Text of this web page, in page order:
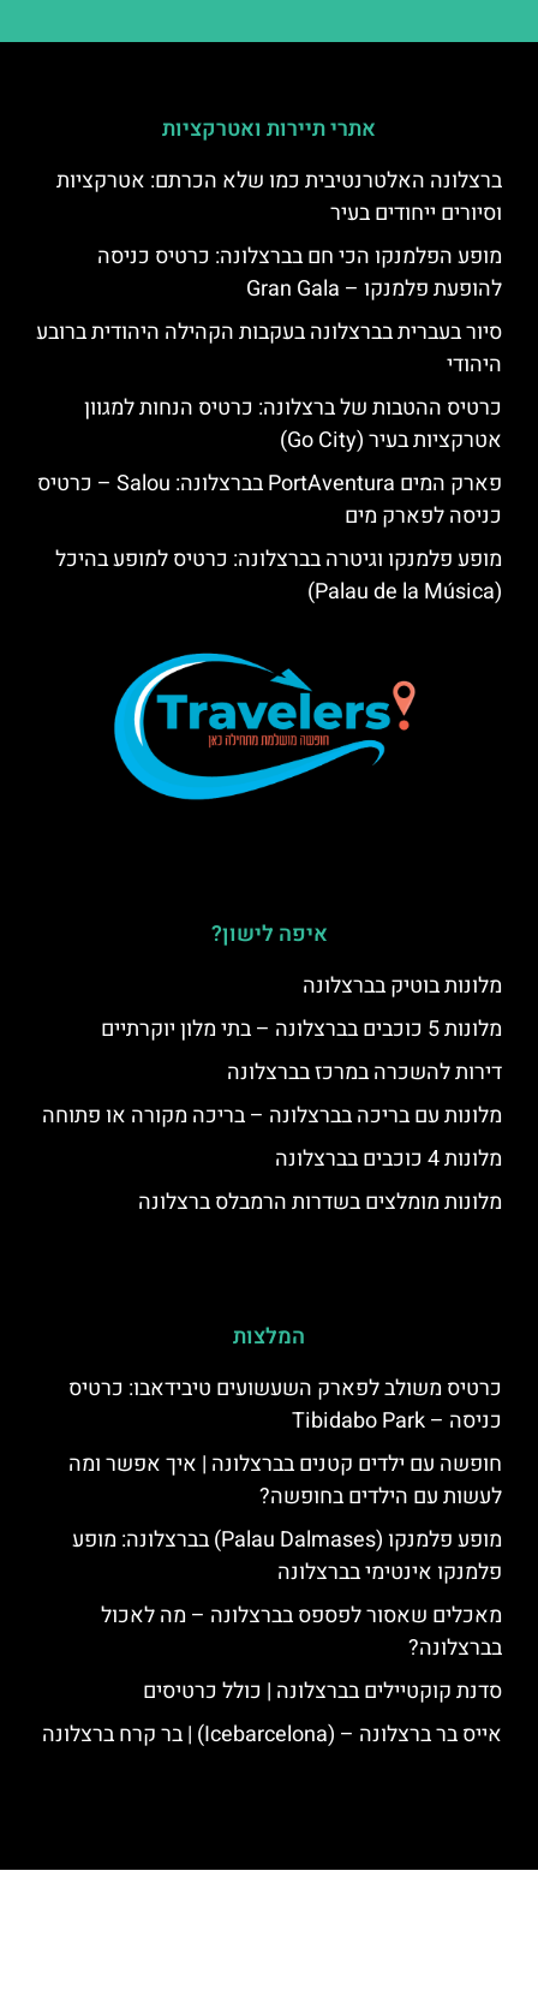
אתרי תיירות ואטרקציות
ברצלונה האלטרנטיבית כמו שלא הכרתם: אטרקציות
וסיורים ייחודים בעיר
מופע הפלמנקו הכי חם בברצלונה: כרטיס כניסה
להופעת פלמנקו – Gran Gala
סיור בעברית בברצלונה בעקבות הקהילה היהודית ברובע
היהודי
כרטיס ההטבות של ברצלונה: כרטיס הנחות למגוון
אטרקציות בעיר (Go City)
פארק המים PortAventura בברצלונה: Salou – כרטיס
כניסה לפארק מים
מופע פלמנקו וגיטרה בברצלונה: כרטיס למופע בהיכל
(Palau de la Música)
איפה לישון?
מלונות בוטיק בברצלונה
מלונות 5 כוכבים בברצלונה – בתי מלון יוקרתיים
דירות להשכרה במרכז בברצלונה
מלונות עם בריכה בברצלונה – בריכה מקורה או פתוחה
מלונות 4 כוכבים בברצלונה
מלונות מומלצים בשדרות הרמבלס ברצלונה
המלצות
כרטיס משולב לפארק השעשועים טיבידאבו: כרטיס
כניסה – Tibidabo Park
חופשה עם ילדים קטנים בברצלונה | איך אפשר ומה
לעשות עם הילדים בחופשה?
מופע פלמנקו (Palau Dalmases) בברצלונה: מופע
פלמנקו אינטימי בברצלונה
מאכלים שאסור לפספס בברצלונה – מה לאכול
בברצלונה?
סדנת קוקטיילים בברצלונה | כולל כרטיסים
אייס בר ברצלונה – (‪Icebarcelona‬) | בר קרח ברצלונה